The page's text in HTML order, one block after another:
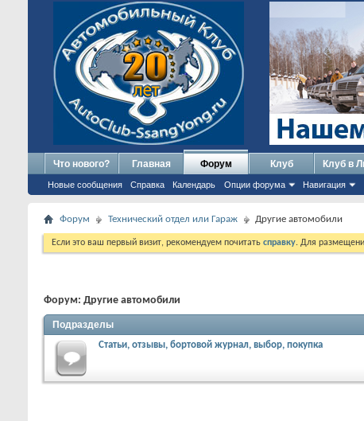
Что нового? Главная Форум
Новые сообщения Справка Календарь Опции форума Навигация
Клуб Клуб в
Форум Технический отдел или Гараж Другие автомобили
Если это ваш первый визит, рекомендуем почитать справку. Для
Форум: Другие автомобили
Подразделы
Статьи, отзывы, бортовой журнал, выбор, покупка